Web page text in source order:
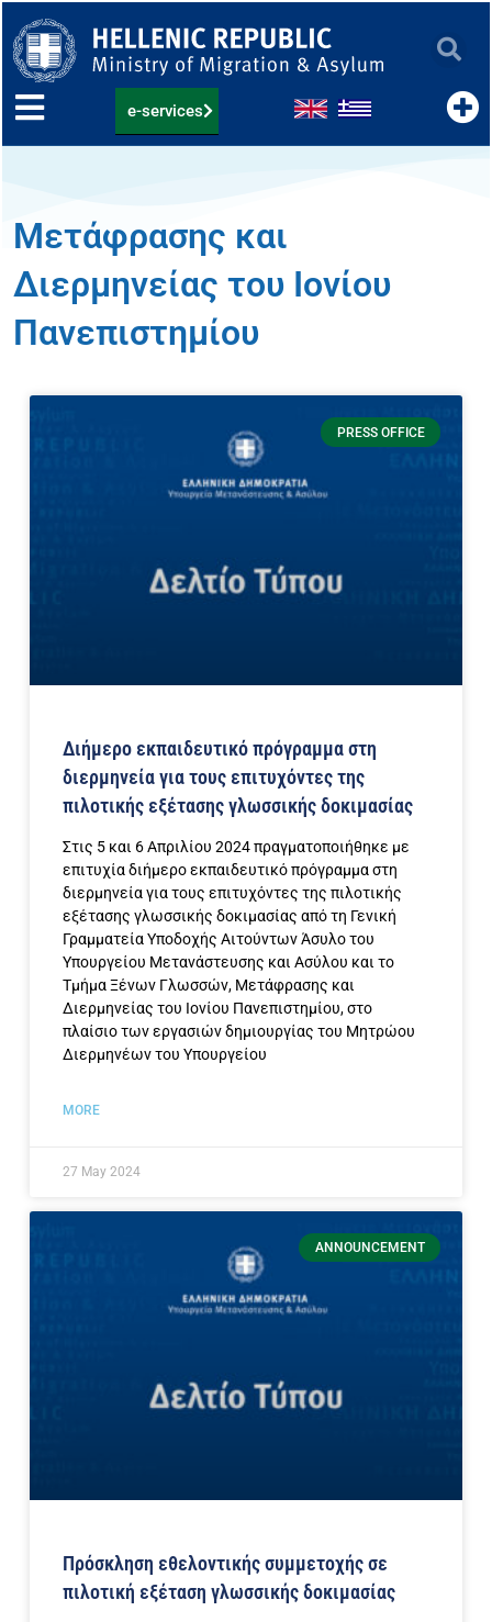
to
content
e-services
Μετάφρασης και
Διερμηνείας του Ιονίου
Πανεπιστημίου
PRESS OFFICE
Διήμερο εκπαιδευτικό πρόγραμμα στη
διερμηνεία για τους επιτυχόντες της
πιλοτικής εξέτασης γλωσσικής δοκιμασίας
Στις 5 και 6 Απριλίου 2024 πραγματοποιήθηκε με
επιτυχία διήμερο εκπαιδευτικό πρόγραμμα στη
διερμηνεία για τους επιτυχόντες της πιλοτικής
εξέτασης γλωσσικής δοκιμασίας από τη Γενική
Γραμματεία Υποδοχής Αιτούντων Άσυλο του
Υπουργείου Μετανάστευσης και Ασύλου και το
Τμήμα Ξένων Γλωσσών, Μετάφρασης και
Διερμηνείας του Ιονίου Πανεπιστημίου, στο
πλαίσιο των εργασιών δημιουργίας του Μητρώου
Διερμηνέων του Υπουργείου
MORE
27 May 2024
ANNOUNCEMENT
Πρόσκληση εθελοντικής συμμετοχής σε
πιλοτική εξέταση γλωσσικής δοκιμασίας